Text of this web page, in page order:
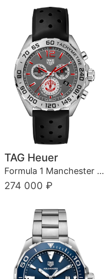
TAG Heuer
Formula 1 Manchester United Special Edition
274 000 ₽